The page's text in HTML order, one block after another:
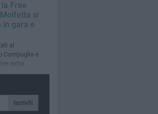
la Free
si
in gara e
al
Corripuglia e
extra
Iscriviti